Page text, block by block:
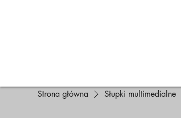
Strona główna Słupki multimedialne